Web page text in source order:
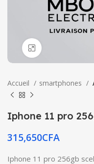
Accueil smartphones
Iphone 11 pro
315,650CFA
Iphone 11 pro 256gb